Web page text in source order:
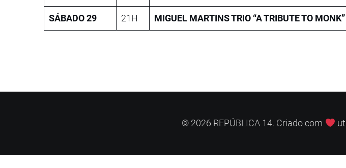
SÁBADO 29 21H MIGUEL MARTINS TRIO “A TRIBUTE TO MONK”
© 2026 REPÚBLICA 14. Criado com